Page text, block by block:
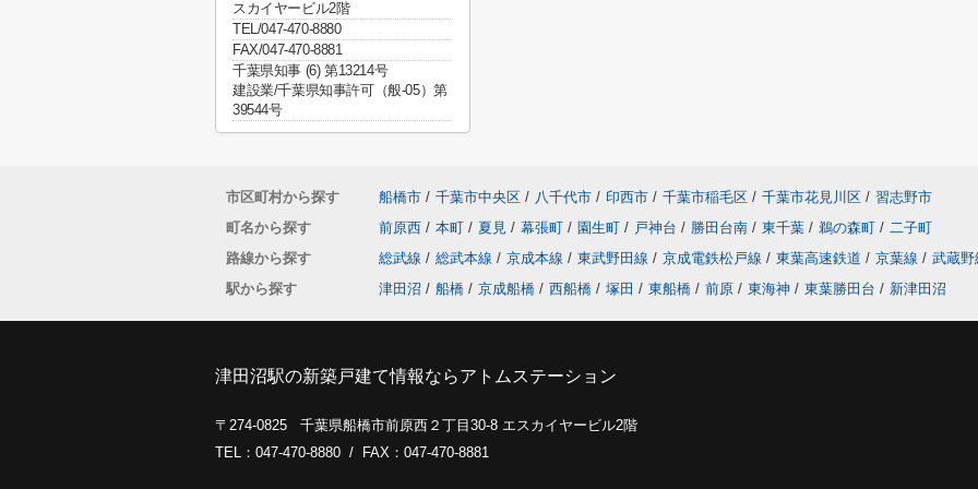
スカイヤービル2階
TEL/047-470-8880
FAX/047-470-8881
千葉県知事 (6) 第13214号
建設業/千葉県知事許可（般-05）第
39544号
市区町村から探す 船橋市 / 千葉市中央区 / 八千代市 / 印西市 / 千葉市稲毛区 / 千葉市花見川区 / 習志野市
町名から探す
前原西 / 本町 / 夏見 / 幕張町 / 園生町 / 戸神台 / 勝田台南 / 東千葉 / 鵜の森町 / 二子町
路線から探す
総武線 / 総武本線 / 京成本線 / 東武野田線 / 京成電鉄松戸線 / 東葉高速鉄道 / 京葉線 / 武蔵野
駅から探す
津田沼 / 船橋 / 京成船橋 / 西船橋 / 塚田 / 東船橋 / 前原 / 東海神 / 東葉勝田台 / 新津田沼
津田沼駅の新築戸建て情報ならアトムステーション
〒274-0825 千葉県船橋市前原西２丁目30-8 エスカイヤービル2階
TEL：047-470-8880 / FAX：047-470-8881